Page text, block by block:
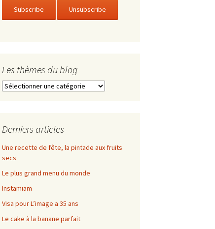
Les thèmes du blog
Les
Derniers articles
Une recette de fête, la pintade aux fruits
secs
Le plus grand menu du monde
Instamiam
Visa pour L’image a 35 ans
Le cake à la banane parfait